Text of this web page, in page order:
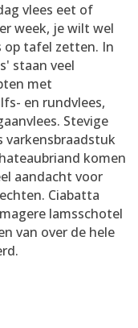
vlees eet of
week, je wilt wel
op tafel zetten. In
staan veel
met
en rundvlees,
Stevige
varkensbraadstuk
komen
aandacht voor
Ciabatta
lamsschotel
van over de hele